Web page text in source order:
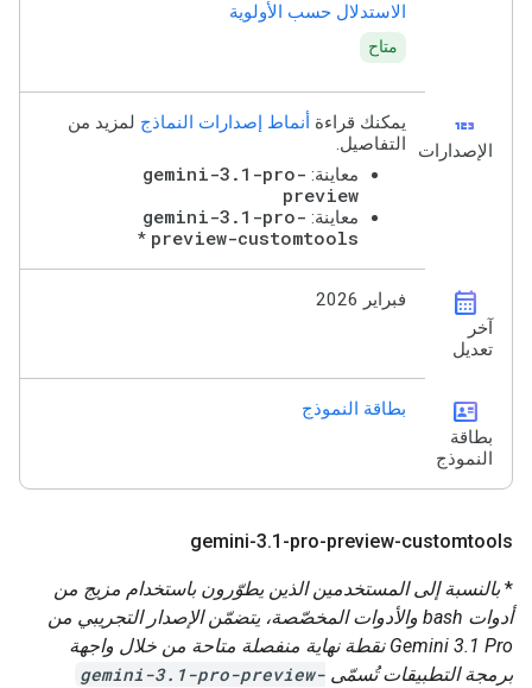
الاستدلال حسب الأولوية
متاح
123
الإصدارات
يمكنك قراءة أنماط إصدارات النماذج لمزيد من
التفاصيل.
معاينة: gemini-3.1-pro-
preview
معاينة: gemini-3.1-pro-
preview-customtools
*
calendar_month
آخر
تعديل
فبراير 2026
id_card
بطاقة
النموذج
بطاقة النموذج
gemini-3.1-pro-preview-customtools
* بالنسبة إلى المستخدمين الذين يطوّرون باستخدام مزيج من
أدوات bash والأدوات المخصّصة، يتضمّن الإصدار التجريبي من
Gemini 3.1 Pro نقطة نهاية منفصلة متاحة من خلال واجهة
برمجة التطبيقات تُسمّى gemini-3.1-pro-preview-